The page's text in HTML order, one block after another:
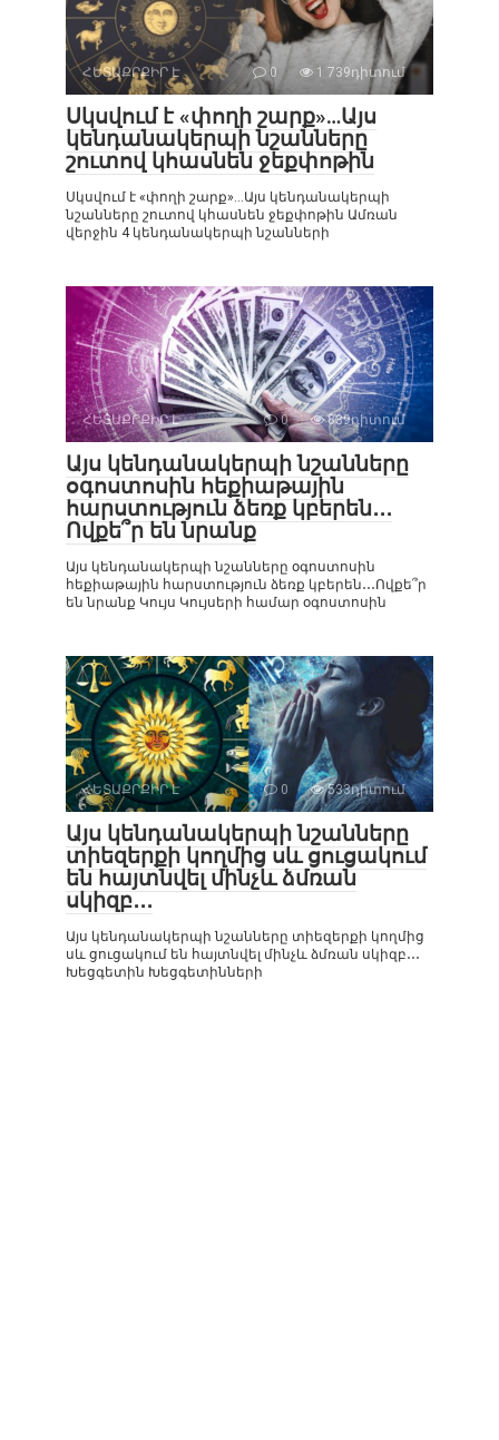
ՀԵՏԱՔՐՔԻՐ Է 0 1 739դիտում
Սկսվում է «փողի շարք»…Այս
կենդանակերպի նշանները
շուտով կհասնեն ջեքփոթին
Սկսվում է «փողի շարք»…Այս կենդանակերպի
նշանները շուտով կհասնեն ջեքփոթին Ամռան
վերջին 4 կենդանակերպի նշանների
ՀԵՏԱՔՐՔԻՐ Է 0 839դիտում
Այս կենդանակերպի նշանները
օգոստոսին հեքիաթային
հարստություն ձեռք կբերեն․․․
Ովքե՞ր են նրանք
Այս կենդանակերպի նշանները օգոստոսին
հեքիաթային հարստություն ձեռք կբերեն․․․Ովքե՞ր
են նրանք Կույս Կույսերի համար օգոստոսին
ՀԵՏԱՔՐՔԻՐ Է 0 533դիտում
Այս կենդանակերպի նշանները
տիեզերքի կողմից սև ցուցակում
են հայտնվել մինչև ձմռան
սկիզբ․․․
Այս կենդանակերպի նշանները տիեզերքի կողմից
սև ցուցակում են հայտնվել մինչև ձմռան սկիզբ․․․
Խեցգետին Խեցգետինների